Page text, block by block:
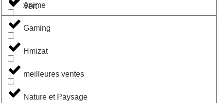
Anime
Gaming
Hmizat
meilleures ventes
Nature et Paysage
Vert